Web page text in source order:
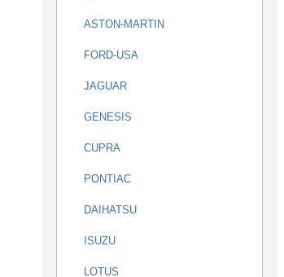
ASTON-MARTIN
FORD-USA
JAGUAR
GENESIS
CUPRA
PONTIAC
DAIHATSU
ISUZU
LOTUS